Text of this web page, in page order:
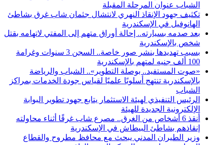
الشباب عنوان المرحلة المقبلة
تكثيف جهود الإنقاذ النهري لانتشال جثمان شاب غرق بشاطئ
الهانوفيل في الإسكندرية
بعد صدمه بسيارته.. إحالة أوراق متهم إلى المفتي لاتهامه بقتل
شخص بالإسكندرية
بسبب تهديدها بنشر صور خاصة.. السجن 3 سنوات وغرامة
100 ألف جنيه لمتهم بالإسكندرية
«صوت المستفيد.. بوصلة التطوير».. الشباب والرياضة
بالإسكندرية تنتهج أسلوبًا علميًا لقياس جودة الخدمات بمراكز
الشباب
الرئيس التنفيذي لهيئة الاستثمار يتابع جهود تطوير البوابة
الإلكترونية الجديدة للهيئة
أنقذ 6 أشخاص من الغرق.. مصرع شاب غرقًا أثناء محاولته
إنقاذهم بشاطئ البيطاش في الإسكندرية
وزير الطيران المدني يبحث مع محافظ مطروح والقطاع